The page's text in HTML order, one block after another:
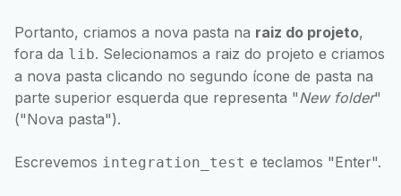
Portanto, criamos a nova pasta na raiz do projeto,
fora da lib. Selecionamos a raiz do projeto e criamos
a nova pasta clicando no segundo ícone de pasta na
parte superior esquerda que representa "New folder"
("Nova pasta").
Escrevemos integration_test e teclamos "Enter".